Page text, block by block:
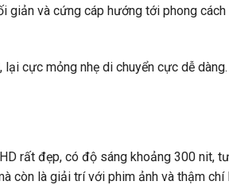
giản và cứng cáp hướng tới phong
cực mỏng nhẹ di chuyển cực dễ
rất đẹp, có độ sáng khoảng 300 nit,
còn là giải trí với phim ảnh và thậm chí